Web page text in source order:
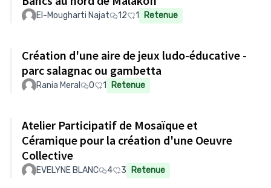
El-Mougharti Najat 12 1 Retenue
Création d'une aire de jeux ludo-éducative -
parc salagnac ou gambetta
Rania Meral 0 1 Retenue
Atelier Participatif de Mosaïque et
Céramique pour la création d'une Oeuvre
Collective
EVELYNE BLANC 4 3 Retenue